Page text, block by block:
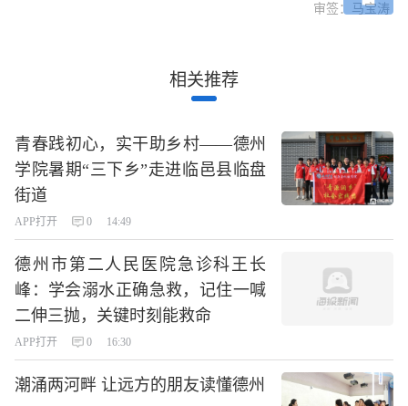
审签：马宝涛
相关推荐
青春践初心，实干助乡村——德州
学院暑期“三下乡”走进临邑县临盘
街道
APP打开 0 14:49
德州市第二人民医院急诊科王长
峰：学会溺水正确急救，记住一喊
二伸三抛，关键时刻能救命
APP打开 0 16:30
潮涌两河畔 让远方的朋友读懂德州